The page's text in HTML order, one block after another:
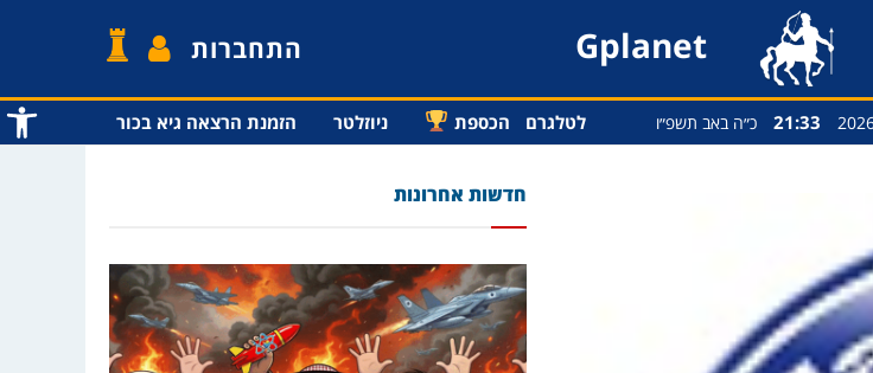
פתח
Gplanet התחברות
21:33 כ״ה באב תשפ״ו לטלגרם הכספת ניוזלטר הזמנת הרצאה גיא בכור
חדשות אחרונות